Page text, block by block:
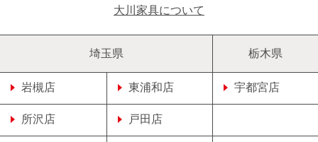
大川家具について
埼玉県
岩槻店 東浦和店
所沢店 戸田店
栃木県
宇都宮店